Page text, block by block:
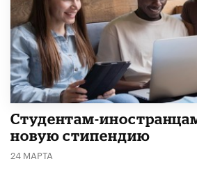
Студентам-
новую стипендию
24 МАРТА